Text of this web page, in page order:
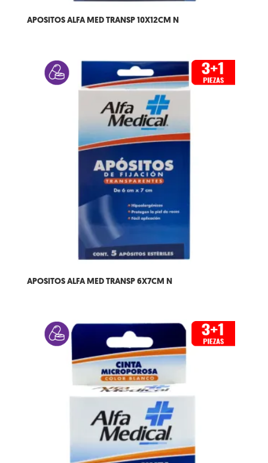
APOSITOS ALFA MED TRANSP 10X12CM N
APOSITOS ALFA MED TRANSP 6X7CM N